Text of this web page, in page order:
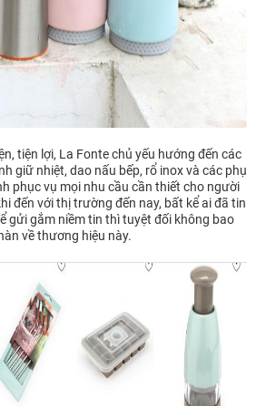
tiện lợi, La Fonte chủ yếu hướng đến các
giữ nhiệt, dao nấu bếp, rổ inox và các phụ
phục vụ mọi nhu cầu cần thiết cho người
đến với thị trường đến nay, bất kể ai đã tin
gửi gắm niềm tin thì tuyệt đối không bao
về thương hiệu này.